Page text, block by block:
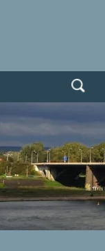
Zoeken
naar: